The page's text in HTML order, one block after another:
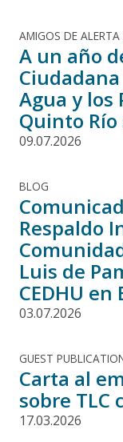
AMIGOS DE ALERTA
A un año
Agua y los
Quinto
09.07.2026
BLOG
Respaldo
Luis de
CEDHU en
03.07.2026
GUEST
Carta al
sobre TLC
17.03.2026